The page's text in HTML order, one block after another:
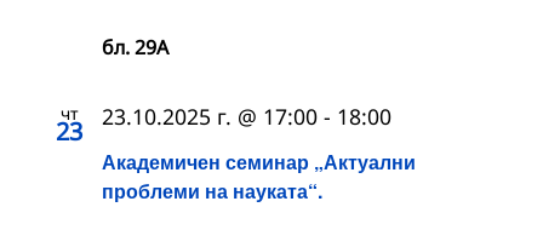
бл. 29А
чт
23
Академичен семинар „Актуални
проблеми на науката“.
23.10.2025 г. @ 17:00 - 18:00